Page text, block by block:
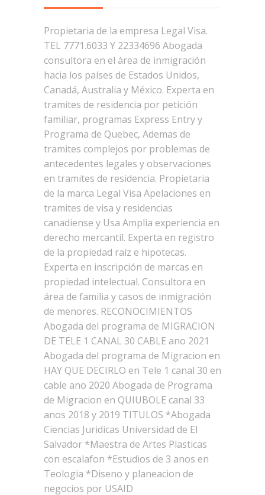
Propietaria de la empresa Legal Visa.
TEL 7771.6033 Y 22334696 Abogada
consultora en el área de inmigración
hacia los países de Estados Unidos,
Canadá, Australia y México. Experta en
tramites de residencia por petición
familiar, programas Express Entry y
Programa de Quebec, Ademas de
tramites complejos por problemas de
antecedentes legales y observaciones
en tramites de residencia. Propietaria
de la marca Legal Visa Apelaciones en
tramites de visa y residencias
canadiense y Usa Amplia experiencia en
derecho mercantil. Experta en registro
de la propiedad raíz e hipotecas.
Experta en inscripción de marcas en
propiedad intelectual. Consultora en
área de familia y casos de inmigración
de menores. RECONOCIMIENTOS
Abogada del programa de MIGRACION
DE TELE 1 CANAL 30 CABLE ano 2021
Abogada del programa de Migracion en
HAY QUE DECIRLO en Tele 1 canal 30 en
cable ano 2020 Abogada de Programa
de Migracion en QUIUBOLE canal 33
anos 2018 y 2019 TITULOS *Abogada
Ciencias Juridicas Universidad de El
Salvador *Maestra de Artes Plasticas
con escalafon *Estudios de 3 anos en
Teologia *Diseno y planeacion de
negocios por USAID